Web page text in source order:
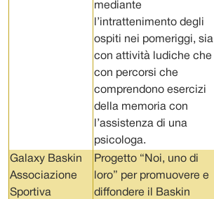
mediante
l’intrattenimento degli
ospiti nei pomeriggi, sia
con attività ludiche che
con percorsi che
comprendono esercizi
della memoria con
l’assistenza di una
psicologa.
Galaxy Baskin
Associazione
Sportiva
Progetto “Noi, uno di
loro” per promuovere e
diffondere il Baskin